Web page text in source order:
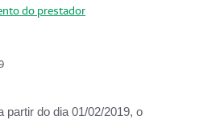
do prestador
partir do dia 01/02/2019, o